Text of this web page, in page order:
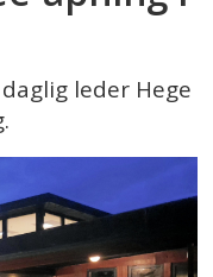
leder Hege